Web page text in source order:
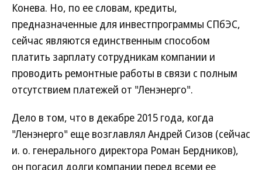
Конева. Но, по ее словам, кредиты,
предназначенные для инвестпрограммы СПбЭС,
сейчас являются единственным способом
платить зарплату сотрудникам компании и
проводить ремонтные работы в связи с полным
отсутствием платежей от "Ленэнерго".
Дело в том, что в декабре 2015 года, когда
"Ленэнерго" еще возглавлял Андрей Сизов (сейчас
и. о. генерального директора Роман Бердников),
он погасил долги компании перед всеми ее